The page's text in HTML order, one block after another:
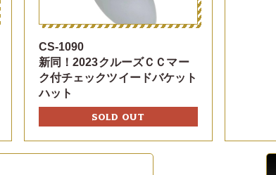
CS-1090
新同！2023クルーズＣＣマー
ク付チェックツイードバケット
ハット
SOLD OUT